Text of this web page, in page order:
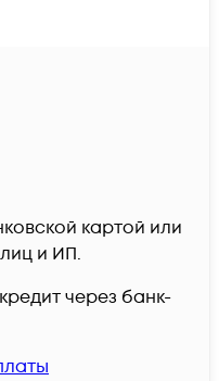
картой или
и ИП.
через банк-